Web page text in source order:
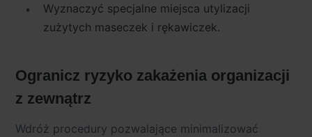
Wyznaczyć specjalne miejsca utylizacji
zużytych maseczek i rękawiczek.
Ogranicz ryzyko zakażenia organizacji
z zewnątrz
Wdróż procedury pozwalające minimalizować